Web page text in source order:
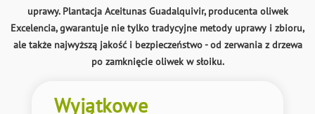
uprawy. Plantacja Aceitunas Guadalquivir, producenta oliwek
Excelencia, gwarantuje nie tylko tradycyjne metody uprawy i zbioru,
ale także najwyższą jakość i bezpieczeństwo - od zerwania z drzewa
po zamknięcie oliwek w słoiku.
Wyjątkowe